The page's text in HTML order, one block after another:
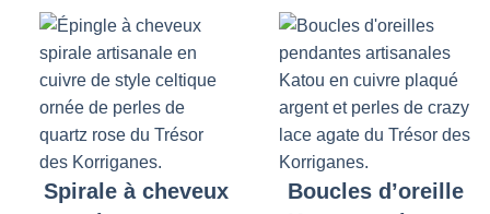
Spirale à cheveux
Boucles d’oreille